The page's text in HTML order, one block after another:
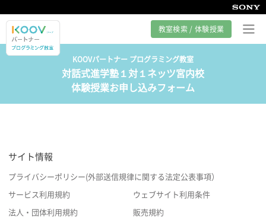
教室検索 / 体験授業
プログラミング教室とは
カリキュラム紹介
サポート
KOOVパートナー プログラミング教室
対話式進学塾１対１ネッツ宮内校
体験授業お申し込みフォーム
サイト情報
プライバシーポリシー(外部送信規律に関する法定公表事項）
サービス利用規約 ウェブサイト利用条件
法人・団体利用規約 販売規約